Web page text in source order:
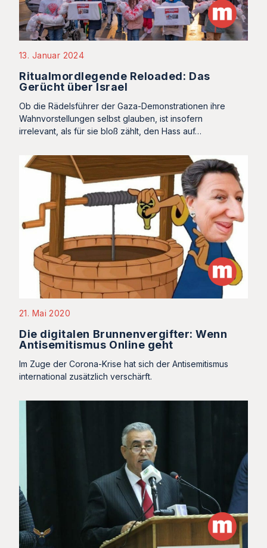
13. Januar 2024
Ritualmordlegende Reloaded: Das
Gerücht über Israel
Ob die Rädelsführer der Gaza-Demonstrationen ihre
Wahnvorstellungen selbst glauben, ist insofern
irrelevant, als für sie bloß zählt, den Hass auf…
21. Mai 2020
Die digitalen Brunnenvergifter: Wenn
Antisemitismus Online geht
Im Zuge der Corona-Krise hat sich der Antisemitismus
international zusätzlich verschärft.